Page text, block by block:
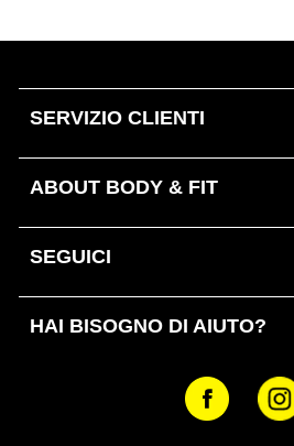
SERVIZIO CLIENTI
ABOUT BODY & FIT
SEGUICI
HAI BISOGNO DI AIUTO?